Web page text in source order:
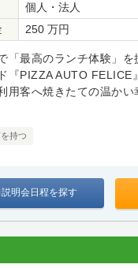
個人・法人
250 万円
「最高のランチ体験」
『PIZZA AUTO FELICE
用客へ焼きたての温かい
持つ
説明会日程を探す